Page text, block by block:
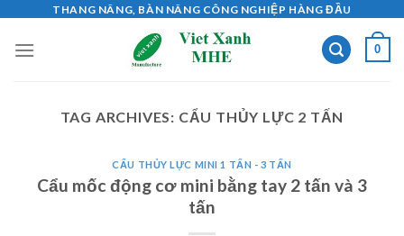
content
THANG NÂNG, BÀN NÂNG CÔNG NGHIỆP HÀNG ĐẦU
0
TAG ARCHIVES: CẨU THỦY LỰC 2 TẤN
CẨU THỦY LỰC MINI 1 TẤN - 3 TẤN
Cẩu mốc động cơ mini bằng tay 2 tấn và 3
tấn